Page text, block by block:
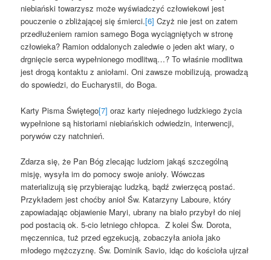
niebiański towarzysz może wyświadczyć człowiekowi jest
pouczenie o zbliżającej się śmierci.[6] Czyż nie jest on zatem
przedłużeniem ramion samego Boga wyciągniętych w stronę
człowieka? Ramion oddalonych zaledwie o jeden akt wiary, o
drgnięcie serca wypełnionego modlitwą…? To właśnie modlitwa
jest drogą kontaktu z aniołami. Oni zawsze mobilizują, prowadzą
do spowiedzi, do Eucharystii, do Boga.
Karty Pisma Świętego[7] oraz karty niejednego ludzkiego życia
wypełnione są historiami niebiańskich odwiedzin, interwencji,
porywów czy natchnień.
Zdarza się, że Pan Bóg zlecając ludziom jakąś szczególną
misję, wysyła im do pomocy swoje anioły. Wówczas
materializują się przybierając ludzką, bądź zwierzęcą postać.
Przykładem jest choćby anioł Św. Katarzyny Laboure, który
zapowiadając objawienie Maryi, ubrany na biało przybył do niej
pod postacią ok. 5-cio letniego chłopca. Z kolei Św. Dorota,
męczennica, tuż przed egzekucją, zobaczyła anioła jako
młodego mężczyznę. Św. Dominik Savio, idąc do kościoła ujrzał